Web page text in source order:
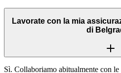
Lavorate con la mia
di
Sì. Collaboriamo abitualmente con